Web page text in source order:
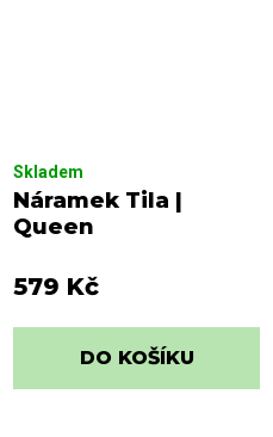
Náramek Tila |
Queen
Skladem
579 Kč
DO KOŠÍKU